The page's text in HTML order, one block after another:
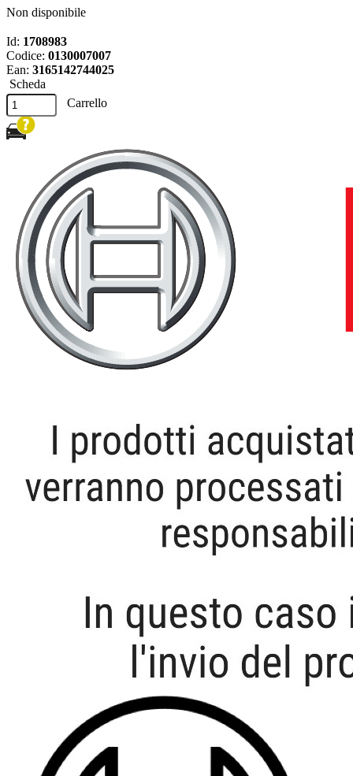
Non disponibile
Id: 1708983
Codice: 0130007007
Ean: 3165142744025
Scheda
Carrello